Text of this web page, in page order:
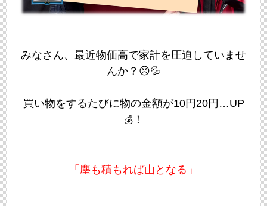
みなさん、最近物価高で家計を圧迫していませ
んか？ 😣💦
買い物をするたびに物の金額が10円20円…UP
💰！
「塵も積もれば山となる」